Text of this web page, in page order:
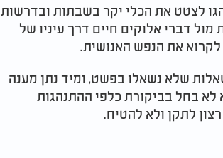
לצטט את הכלי יקר בשבתות ובדרשות
דברי אלוקים חיים דרך עיניו של
את הנפש האנושית.
שלא נשאלו בפשט, ומיד נתן מענה
לא בחל בביקורת כלפי ההתנהגות
לתקן ולא להטיח.